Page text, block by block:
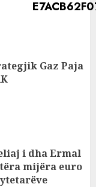
Gaz Paja
i dha Ermal
mijëra euro